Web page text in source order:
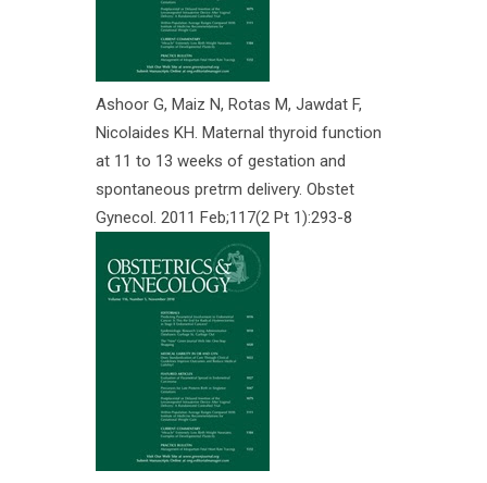
Ashoor G, Maiz N, Rotas M, Jawdat F,
Nicolaides KH. Maternal thyroid function
at 11 to 13 weeks of gestation and
spontaneous pretrm delivery. Obstet
Gynecol. 2011 Feb;117(2 Pt 1):293-8